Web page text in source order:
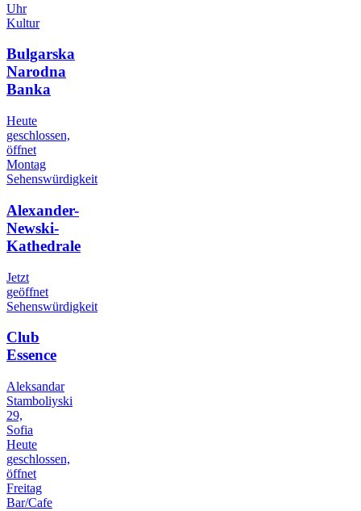
Uhr
Kultur
Bulgarska
Narodna
Banka
Heute
geschlossen,
öffnet
Montag
Sehenswürdigkeit
Alexander-
Newski-
Kathedrale
Jetzt
geöffnet
Sehenswürdigkeit
Club
Essence
Aleksandar
Stamboliyski
29,
Sofia
Heute
geschlossen,
öffnet
Freitag
Bar/Cafe